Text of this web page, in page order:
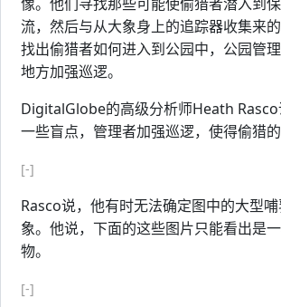
流，然后与从大象身上的追踪器收集来的
找出偷猎者如何进入到公园中，公园管
地方加强巡逻。
DigitalGlobe的高级分析师Heath
一些盲点，管理者加强巡逻，使得偷猎的
[-]
Rasco说，他有时无法确定图中的大型
象。他说，下面的这些图片只能看出是
物。
[-]